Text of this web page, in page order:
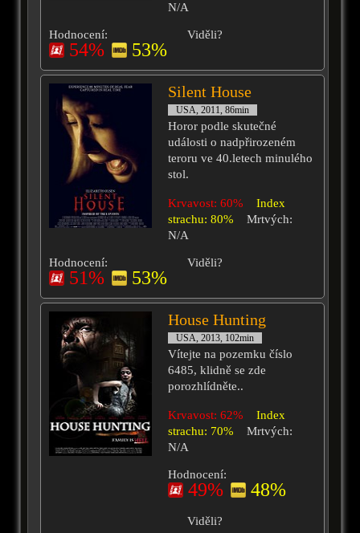
N/A
Hodnocení:
54% 53%
Viděli?
Silent House
USA, 2011, 86min
Horor podle skutečné
události o nadpřirozeném
teroru ve 40.letech minulého
stol.
Krvavost: 60%
Index
strachu: 80%
Mrtvých:
N/A
Hodnocení:
51% 53%
Viděli?
House Hunting
USA, 2013, 102min
Vítejte na pozemku číslo
6485, klidně se zde
porozhlídněte..
Krvavost: 62%
Index
strachu: 70%
Mrtvých:
N/A
Hodnocení:
49% 48%
Viděli?